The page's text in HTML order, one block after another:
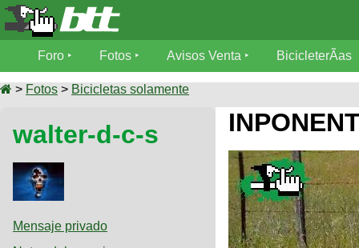
Foro
MecÃ¡nica
Fotos
SUBÃ
tu foto
Galeria
XC
Avisos
Ventas
tu
BicicleterÃ­
Foro Fotos Avisos Venta BicicleterÃ­as
> Fotos > Bicicletas solamente
walter-d-c-s
Mensaje privado